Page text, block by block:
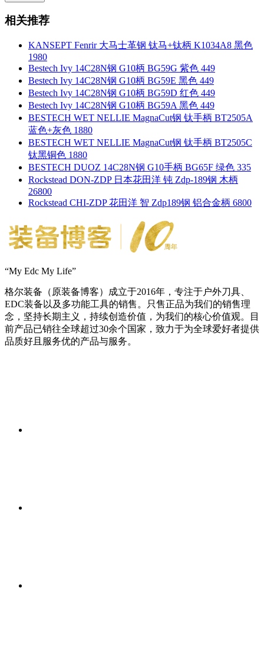
相关推荐
KANSEPT Fenrir 大马士革钢 钛马+钛柄 K1034A8 黑色
1980
Bestech Ivy 14C28N钢 G10柄 BG59G 紫色 449
Bestech Ivy 14C28N钢 G10柄 BG59E 黑色 449
Bestech Ivy 14C28N钢 G10柄 BG59D 红色 449
Bestech Ivy 14C28N钢 G10柄 BG59A 黑色 449
BESTECH WET NELLIE MagnaCut钢 钛手柄 BT2505A
蓝色+灰色 1880
BESTECH WET NELLIE MagnaCut钢 钛手柄 BT2505C
钛黑铜色 1880
BESTECH DUOZ 14C28N钢 G10手柄 BG65F 绿色 335
Rockstead DON-ZDP 日本花田洋 钝 Zdp-189钢 木柄
26800
Rockstead CHI-ZDP 花田洋 智 Zdp189钢 铝合金柄 6800
“My Edc My Life”
格尔装备（原装备博客）成立于2016年，专注于户外刀具、
EDC装备以及多功能工具的销售。只售正品为我们的销售理
念，坚持长期主义，持续创造价值，为我们的核心价值观。目
前产品已销往全球超过30余个国家，致力于为全球爱好者提供
品质好且服务优的产品与服务。